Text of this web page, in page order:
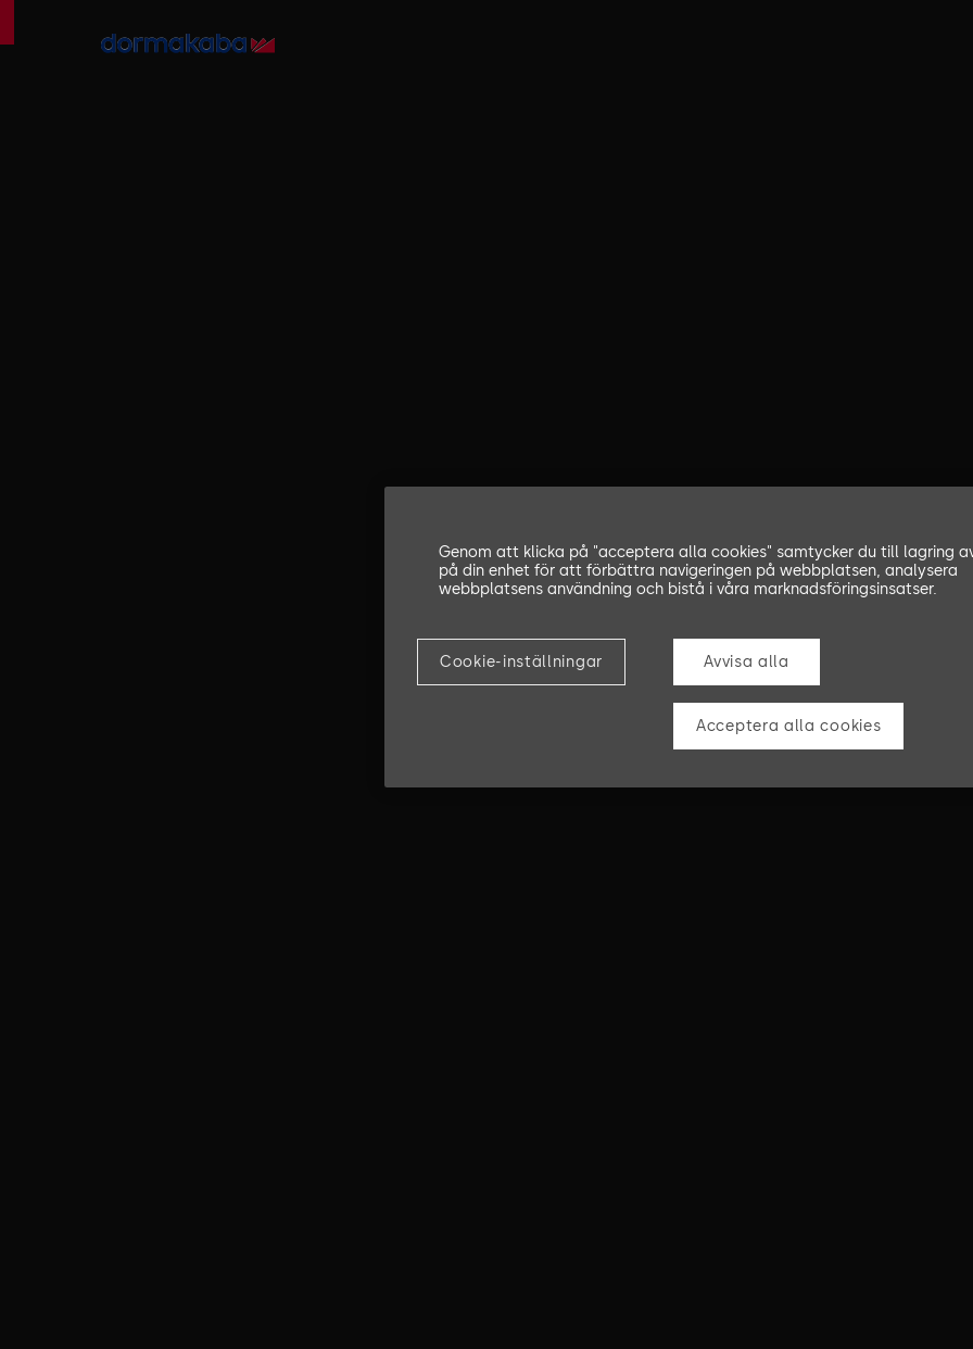
Genom att klicka på "acceptera alla cookies" samtycker du till lagring
på din enhet för att förbättra navigeringen på webbplatsen, analysera
webbplatsens användning och bistå i våra marknadsföringsinsatser.
Cookie-inställningar Avvisa alla
Acceptera alla cookies